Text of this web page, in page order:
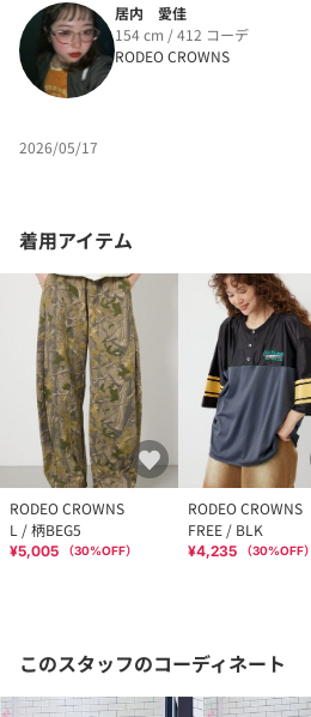
居内 愛佳
154 cm / 412 コーデ
RODEO CROWNS
2026/05/17
着用アイテム
RODEO CROWNS
L / 柄BEG5
¥5,005 （30%OFF）
RODEO CROWNS
FREE / BLK
¥4,235 （30%OFF）
このスタッフのコーディネート